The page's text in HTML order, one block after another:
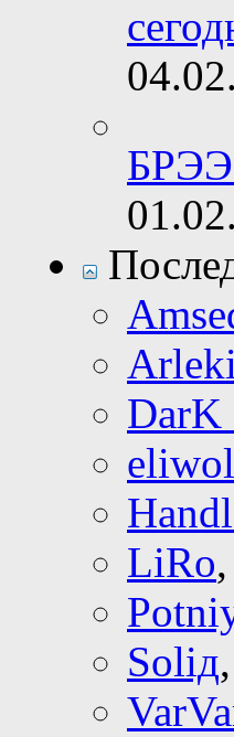
LiRo,
Soliд,